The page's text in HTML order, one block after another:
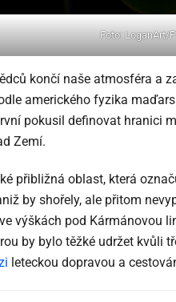
Foto: LoganArt/
končí naše atmosféra a
amerického fyzika
pokusil definovat hranici
Zemí.
přibližná oblast, která
by shořely, ale přitom
ve výškách pod Kármánovou
by bylo těžké udržet kvůli
leteckou dopravou a